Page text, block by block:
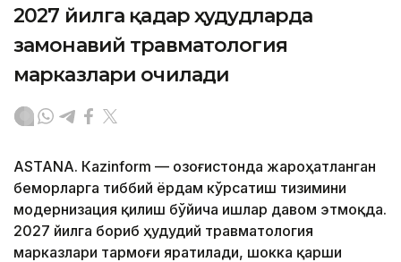
2027 йилга қадар ҳудудларда
замонавий травматология
марказлари очилади
ASTANА. Кazinform — Қозоғистонда жароҳатланган
беморларга тиббий ёрдам кўрсатиш тизимини
модернизация қилиш бўйича ишлар давом этмоқда.
2027 йилга бориб ҳудудий травматология
марказлари тармоғи яратилади, шокка қарши